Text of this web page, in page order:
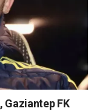
Gaziantep FK